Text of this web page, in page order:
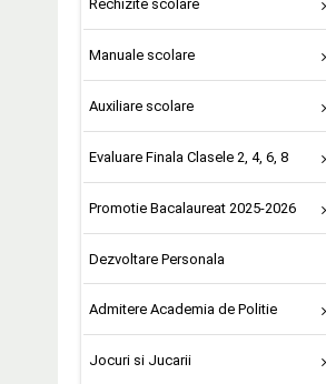
Rechizite scolare
Manuale scolare
Auxiliare scolare
Evaluare Finala Clasele 2, 4, 6, 8
Promotie Bacalaureat 2025-2026
Dezvoltare Personala
Admitere Academia de Politie
Jocuri si Jucarii